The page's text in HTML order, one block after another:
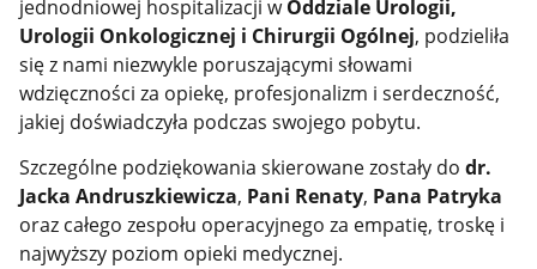
jednodniowej hospitalizacji wOddziale Urologii,
Urologii Onkologicznej i Chirurgii Ogólnej, podzieliła
się z nami niezwykle poruszającymi słowami
wdzięczności za opiekę, profesjonalizm i serdeczność,
jakiej doświadczyła podczas swojego pobytu.
Szczególne podziękowania skierowane zostały dodr.
Jacka Andruszkiewicza, Pani Renaty, Pana Patryka
oraz całego zespołu operacyjnego za empatię, troskę i
najwyższy poziom opieki medycznej.